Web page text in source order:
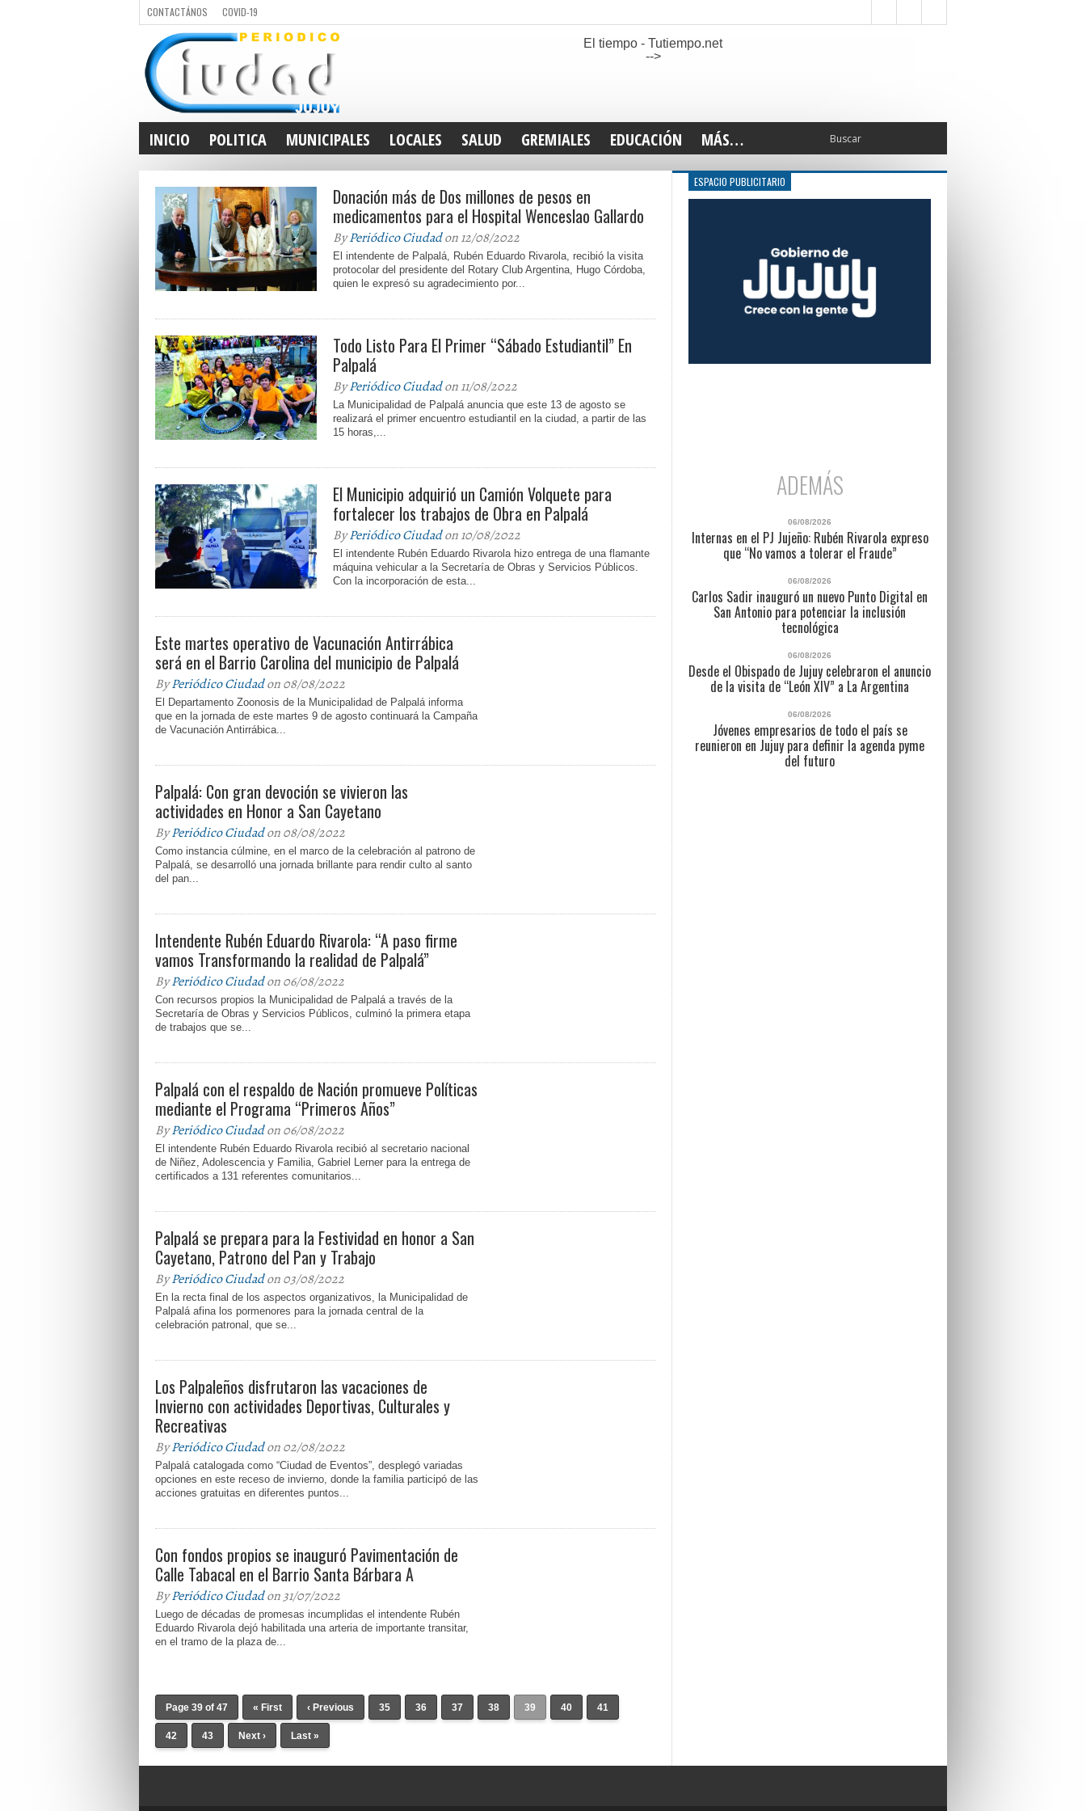
CONTACTÁNOS COVID-19
El tiempo - Tutiempo.net
-->
INICIO POLITICA MUNICIPALES LOCALES SALUD GREMIALES EDUCACIÓN MÁS…
INTERIOR
DEPORTES
Donación más de Dos millones de pesos en
medicamentos para el Hospital Wenceslao Gallardo
ByPeriódico Ciudadon 12/08/2022
El intendente de Palpalá, Rubén Eduardo Rivarola, recibió la visita
protocolar del presidente del Rotary Club Argentina, Hugo Córdoba,
quien le expresó su agradecimiento por...
Todo Listo Para El Primer “Sábado Estudiantil” En
Palpalá
ByPeriódico Ciudadon 11/08/2022
La Municipalidad de Palpalá anuncia que este 13 de agosto se
realizará el primer encuentro estudiantil en la ciudad, a partir de las
15 horas,...
El Municipio adquirió un Camión Volquete para
fortalecer los trabajos de Obra en Palpalá
ByPeriódico Ciudadon 10/08/2022
El intendente Rubén Eduardo Rivarola hizo entrega de una flamante
máquina vehicular a la Secretaría de Obras y Servicios Públicos.
Con la incorporación de esta...
Este martes operativo de Vacunación Antirrábica
será en el Barrio Carolina del municipio de Palpalá
ByPeriódico Ciudadon 08/08/2022
El Departamento Zoonosis de la Municipalidad de Palpalá informa
que en la jornada de este martes 9 de agosto continuará la Campaña
de Vacunación Antirrábica...
Palpalá: Con gran devoción se vivieron las
actividades en Honor a San Cayetano
ByPeriódico Ciudadon 08/08/2022
Como instancia cúlmine, en el marco de la celebración al patrono de
Palpalá, se desarrolló una jornada brillante para rendir culto al santo
del pan...
Intendente Rubén Eduardo Rivarola: “A paso firme
vamos Transformando la realidad de Palpalá”
ByPeriódico Ciudadon 06/08/2022
Con recursos propios la Municipalidad de Palpalá a través de la
Secretaría de Obras y Servicios Públicos, culminó la primera etapa
de trabajos que se...
Palpalá con el respaldo de Nación promueve Políticas
mediante el Programa “Primeros Años”
ByPeriódico Ciudadon 06/08/2022
El intendente Rubén Eduardo Rivarola recibió al secretario nacional
de Niñez, Adolescencia y Familia, Gabriel Lerner para la entrega de
certificados a 131 referentes comunitarios...
Palpalá se prepara para la Festividad en honor a San
Cayetano, Patrono del Pan y Trabajo
ByPeriódico Ciudadon 03/08/2022
En la recta final de los aspectos organizativos, la Municipalidad de
Palpalá afina los pormenores para la jornada central de la
celebración patronal, que se...
Los Palpaleños disfrutaron las vacaciones de
Invierno con actividades Deportivas, Culturales y
Recreativas
ByPeriódico Ciudadon 02/08/2022
Palpalá catalogada como “Ciudad de Eventos”, desplegó variadas
opciones en este receso de invierno, donde la familia participó de las
acciones gratuitas en diferentes puntos...
Con fondos propios se inauguró Pavimentación de
Calle Tabacal en el Barrio Santa Bárbara A
ByPeriódico Ciudadon 31/07/2022
Luego de décadas de promesas incumplidas el intendente Rubén
Eduardo Rivarola dejó habilitada una arteria de importante transitar,
en el tramo de la plaza de...
Page 39 of 47 « First ‹ Previous 35 36 37 38 39 40 41
42 43 Next › Last »
ESPACIO PUBLICITARIO
ADEMÁS
06/08/2026
Internas en el PJ Jujeño: Rubén Rivarola expreso
que “No vamos a tolerar el Fraude”
06/08/2026
Carlos Sadir inauguró un nuevo Punto Digital en
San Antonio para potenciar la inclusión
tecnológica
06/08/2026
Desde el Obispado de Jujuy celebraron el anuncio
de la visita de “León XIV” a La Argentina
06/08/2026
Jóvenes empresarios de todo el país se
reunieron en Jujuy para definir la agenda pyme
del futuro